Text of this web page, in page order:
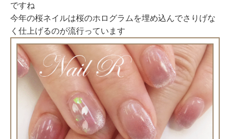
ですね
今年の桜ネイルは桜のホログラムを埋め込んでさりげな
く仕上げるのが流行っています